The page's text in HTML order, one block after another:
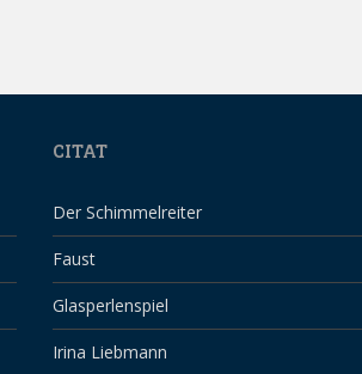
CITAT
Der Schimmelreiter
Faust
Glasperlenspiel
Irina Liebmann